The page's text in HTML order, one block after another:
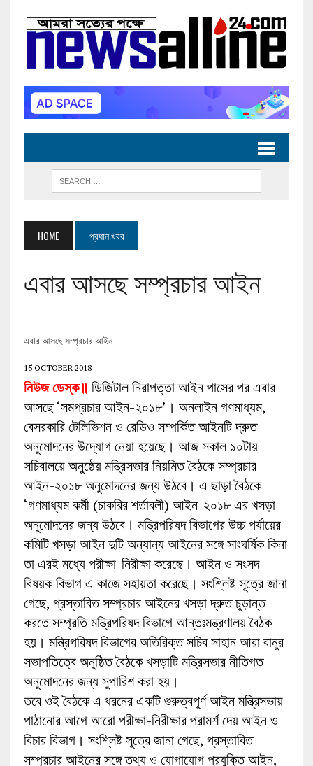
HOME প্রধান খবর
এবার আসছে সম্প্রচার আইন
এবার আসছে সম্প্রচার আইন
15 OCTOBER 2018
নিউজ ডেস্ক॥ ডিজিটাল নিরাপত্তা আইন পাসের পর এবার
আসছে ‘সমপ্রচার আইন-২০১৮’। অনলাইন গণমাধ্যম,
বেসরকারি টেলিভিশন ও রেডিও সম্পর্কিত আইনটি দ্রুত
অনুমোদনের উদ্যোগ নেয়া হয়েছে। আজ সকাল ১০টায়
সচিবালয়ে অনুষ্ঠেয় মন্ত্রিসভার নিয়মিত বৈঠকে সম্প্রচার
আইন-২০১৮ অনুমোদনের জন্য উঠবে। এ ছাড়া বৈঠকে
‘গণমাধ্যম কর্মী (চাকরির শর্তাবলী) আইন-২০১৮ এর খসড়া
অনুমোদনের জন্য উঠবে। মন্ত্রিপরিষদ বিভাগের উচ্চ পর্যায়ের
কমিটি খসড়া আইন দুটি অন্যান্য আইনের সঙ্গে সাংঘর্ষিক কিনা
তা এরই মধ্যে পরীক্ষা-নিরীক্ষা করেছে। আইন ও সংসদ
বিষয়ক বিভাগ এ কাজে সহায়তা করেছে। সংশ্লিষ্ট সূত্রে জানা
গেছে, প্রস্তাবিত সম্প্রচার আইনের খসড়া দ্রুত চূড়ান্ত
করতে সম্প্রতি মন্ত্রিপরিষদ বিভাগে আন্তঃমন্ত্রণালয় বৈঠক
হয়। মন্ত্রিপরিষদ বিভাগের অতিরিক্ত সচিব সাহান আরা বানুর
সভাপতিত্বে অনুষ্ঠিত বৈঠকে খসড়াটি মন্ত্রিসভার নীতিগত
অনুমোদনের জন্য সুপারিশ করা হয়।
তবে ওই বৈঠকে এ ধরনের একটি গুরুত্বপূর্ণ আইন মন্ত্রিসভায়
পাঠানোর আগে আরো পরীক্ষা-নিরীক্ষার পরামর্শ দেয় আইন ও
বিচার বিভাগ। সংশ্লিষ্ট সূত্রে জানা গেছে, প্রস্তাবিত
সম্প্রচার আইনের সঙ্গে তথ্য ও যোগাযোগ প্রযুক্তি আইন,